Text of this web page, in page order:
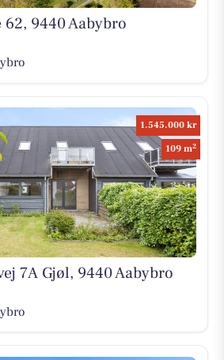
9440 Aabybro
1.545.000 kr
109 m2
7A Gjøl, 9440 Aabybro